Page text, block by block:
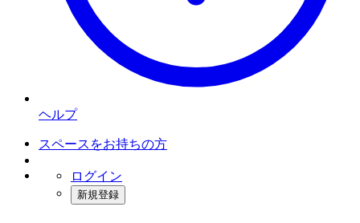
ヘルプ
スペースをお持ちの方
ログイン
新規登録